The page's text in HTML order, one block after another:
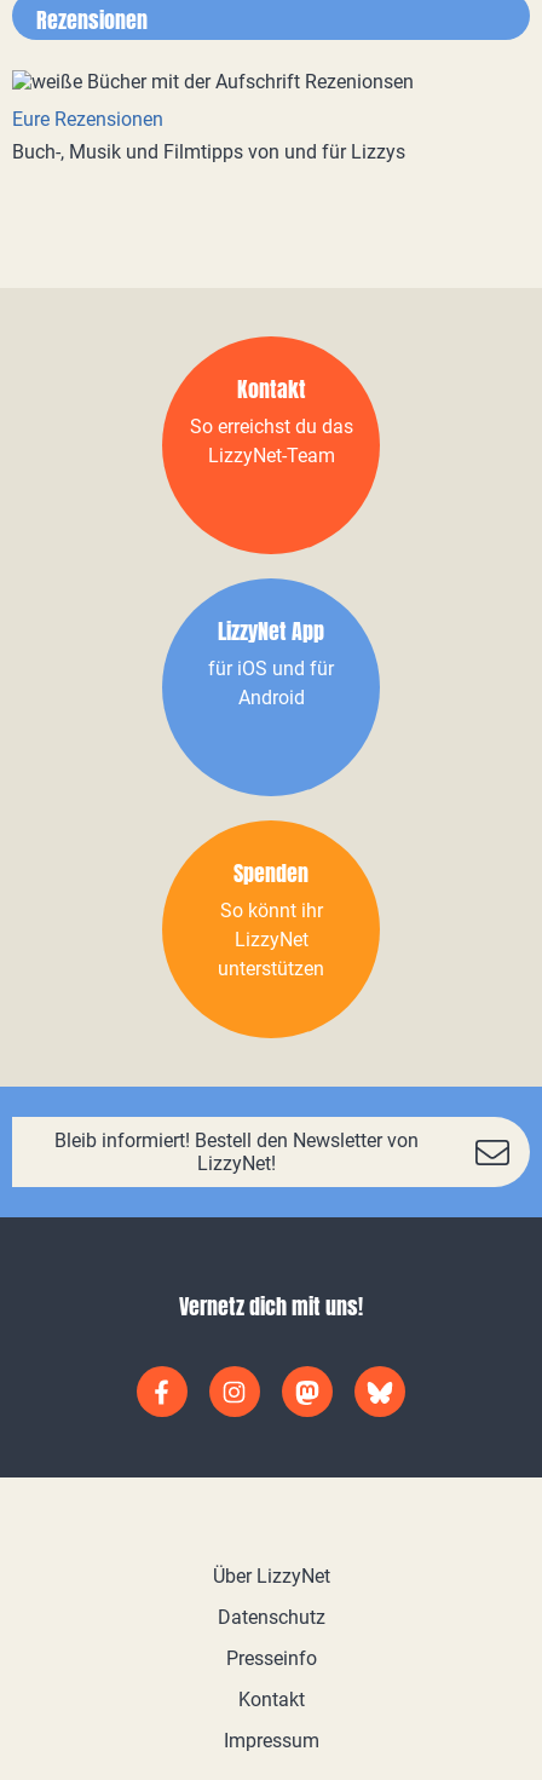
Rezensionen
Eure Rezensionen
Buch-, Musik und Filmtipps von und für Lizzys
Kontakt
So erreichst du das
LizzyNet-Team
LizzyNet App
für iOS und für
Android
Spenden
So könnt ihr
LizzyNet
unterstützen
Bleib informiert! Bestell den Newsletter von
LizzyNet!
Vernetz dich mit uns!
Über LizzyNet
Datenschutz
Presseinfo
Kontakt
Impressum